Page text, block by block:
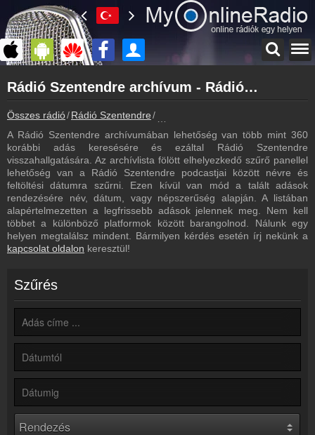
myonlineradio.hu
Rádió Szentendre
Vissza a Rádió Szentendre oldalára
Bejelentkezés
Hozz létre saját fiókot!
Műsorújság
Rádió Szentendre műsorai
Hírek
Rádió Szentendre kapcsolatos hírek
Kapcsolat
Partnerek
Rádiós partnerek
Rádió beágyazás
Ágyazd be weboldaladba
Készítés lépésről lépésre
Rádió Szentendre archívum - Rádió Szentendre podcasts - Rádió Szentendre visszahallgatás
Összes rádió Rádió Szentendre
A Rádió Szentendre archívumában lehetőség van több mint 360
korábbi adás keresésére és ezáltal Rádió Szentendre
visszahallgatására. Az archívlista fölött elhelyezkedő szűrő panellel
lehetőség van a Rádió Szentendre podcastjai között névre és
feltöltési dátumra szűrni. Ezen kívül van mód a talált adások
rendezésére név, dátum, vagy népszerűség alapján. A listában
alapértelmezetten a legfrissebb adások jelennek meg. Nem kell
többet a különböző platformok között barangolnod. Nálunk egy
helyen megtalálsz mindent. Bármilyen kérdés esetén írj nekünk a
kapcsolat oldalon keresztül!
Szűrés